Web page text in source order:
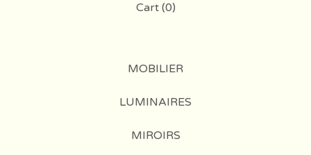
Cart (0)
MOBILIER
LUMINAIRES
MIROIRS